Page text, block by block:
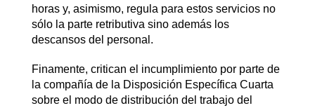
horas y, asimismo, regula para estos servicios no
sólo la parte retributiva sino además los
descansos del personal.
Finamente, critican el incumplimiento por parte de
la compañía de la Disposición Específica Cuarta
sobre el modo de distribución del trabajo del